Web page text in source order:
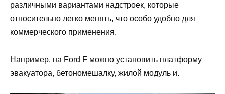
различными вариантами надстроек, которые
относительно легко менять, что особо удобно для
коммерческого применения.
Например, на Ford F можно установить платформу
эвакуатора, бетономешалку, жилой модуль и.